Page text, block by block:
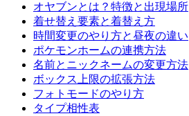
オヤブンとは？特徴と出現場所
着せ替え要素と着替え方
時間変更のやり方と昼夜の違い
ポケモンホームの連携方法
名前とニックネームの変更方法
ボックス上限の拡張方法
フォトモードのやり方
タイプ相性表